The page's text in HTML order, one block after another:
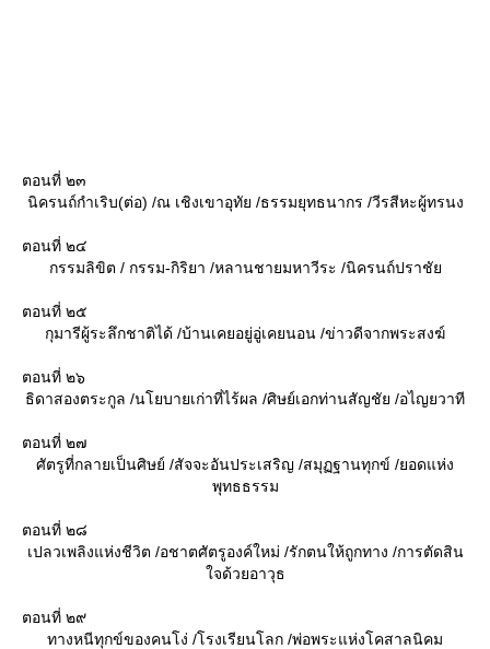
ตอนที่ ๒๓
นิครนถ์กำเริบ(ต่อ) /ณ เชิงเขาอุทัย /ธรรมยุทธนากร /วีรสีหะผู้ทรนง
ตอนที่ ๒๔
กรรมลิขิต / กรรม-กิริยา /หลานชายมหาวีระ /นิครนถ์ปราชั
ตอนที่ ๒๕
กุมารีผู้ระลึกชาติได้ /บ้านเคยอยู่อู่เคยนอน /ข่าวดีจากพระสงฆ์
ตอนที่ ๒๖
ธิดาสองตระกูล /นโยบายเก่าที่ไร้ผล /ศิษย์เอกท่านสัญชัย /อไญยวาที
ตอนที่ ๒๗
ศัตรูที่กลายเป็นศิษย์ /สัจจะอันประเสริญ /สมุฏฐานทุกข์ /ยอดแห่ง
พุทธธรรม
ตอนที่ ๒๘
เปลวเพลิงแห่งชีวิต /อชาตศัตรูองค์ใหม่ /รักตนให้ถูกทาง /การตัดสิน
จด้วยอาวุธ
ตอนที่ ๒๙
ทางหนีทุกข์ของคนโง่ /โรงเรียนโลก /พ่อพระแห่งโคสาลนิคม